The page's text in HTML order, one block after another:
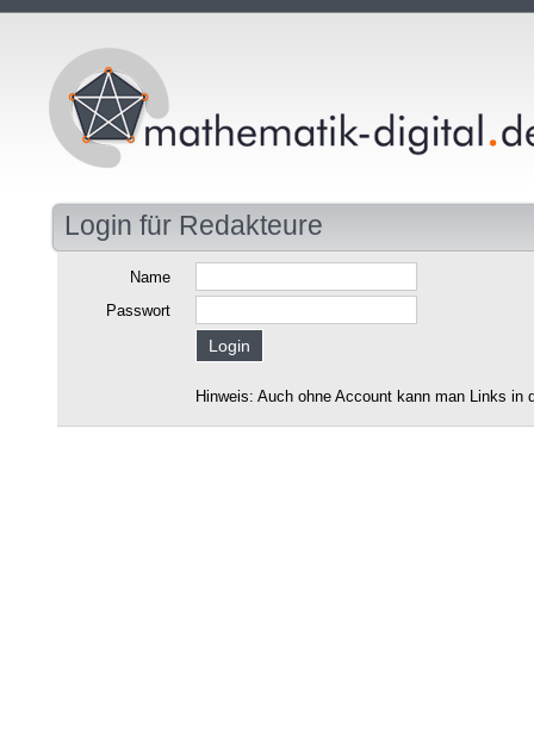
Login für Redakteure
Name
Passwort
Hinweis: Auch ohne Account kann man Links in